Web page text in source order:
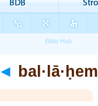
◄ bal·lā·ḥem